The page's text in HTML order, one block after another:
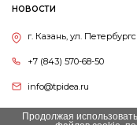
НОВОСТИ
г. Казань, ул.
+7 (843) 570-68-50
info@tpidea.ru
Продолжая